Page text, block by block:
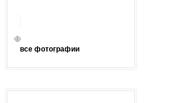
все фотографии